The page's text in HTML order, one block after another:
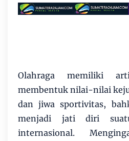
Olahraga memiliki
membentuk nilai-nilai
dan jiwa sportivitas,
menjadi jati diri
internasional.